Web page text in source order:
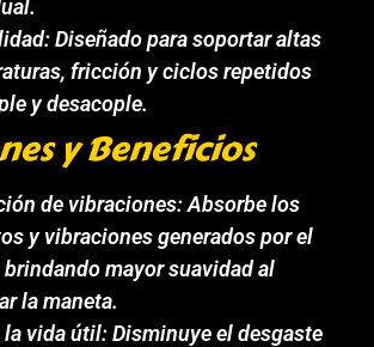
Diseñado para soportar altas
fricción y ciclos repetidos
y desacople.
y Beneficios
de vibraciones: Absorbe los
y vibraciones generados por el
mayor suavidad al
la maneta.
la vida útil: Disminuye el desgaste